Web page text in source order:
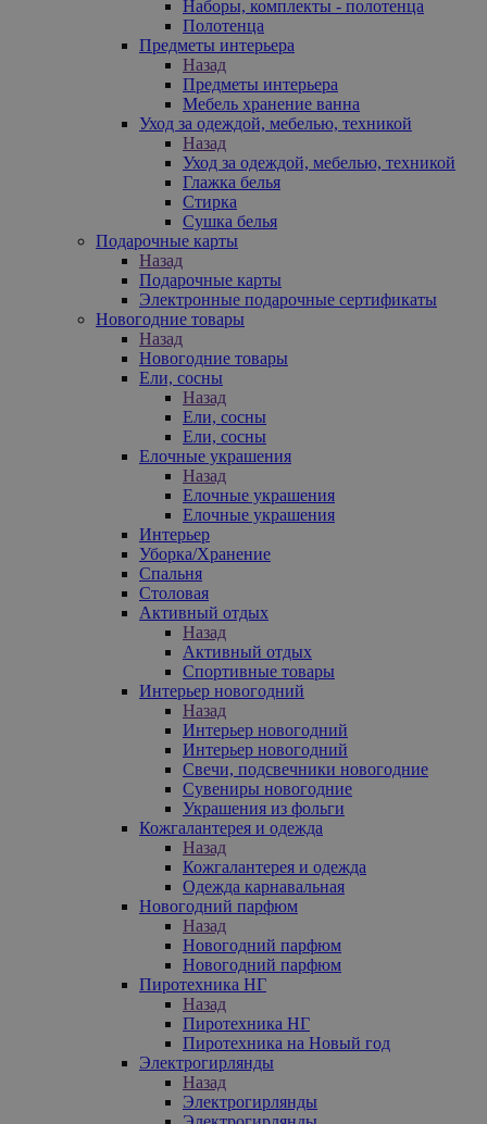
Наборы, комплекты - полотенца
Полотенца
Предметы интерьера
Назад
Предметы интерьера
Мебель хранение ванна
Уход за одеждой, мебелью, техникой
Назад
Уход за одеждой, мебелью, техникой
Глажка белья
Стирка
Сушка белья
Подарочные карты
Назад
Подарочные карты
Электронные подарочные сертификаты
Новогодние товары
Назад
Новогодние товары
Ели, сосны
Назад
Ели, сосны
Ели, сосны
Елочные украшения
Назад
Елочные украшения
Елочные украшения
Интерьер
Уборка/Хранение
Спальня
Столовая
Активный отдых
Назад
Активный отдых
Спортивные товары
Интерьер новогодний
Назад
Интерьер новогодний
Интерьер новогодний
Свечи, подсвечники новогодние
Сувениры новогодние
Украшения из фольги
Кожгалантерея и одежда
Назад
Кожгалантерея и одежда
Одежда карнавальная
Новогодний парфюм
Назад
Новогодний парфюм
Новогодний парфюм
Пиротехника НГ
Назад
Пиротехника НГ
Пиротехника на Новый год
Электрогирлянды
Назад
Электрогирлянды